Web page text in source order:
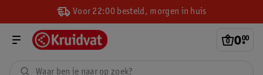
Voor 22:00 besteld, morgen in huis
0.
00